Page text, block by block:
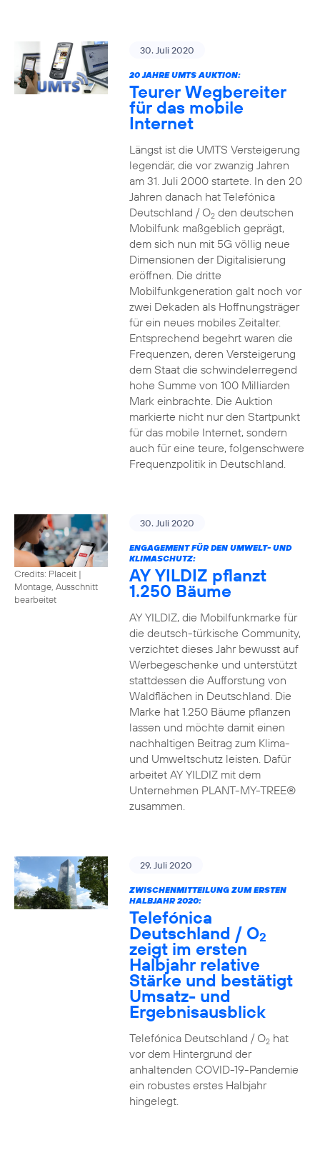
30. Juli 2020
20 JAHRE UMTS AUKTION:
Teurer Wegbereiter
für das mobile
Internet
Längst ist die UMTS Versteigerung
legendär, die vor zwanzig Jahren
am 31. Juli 2000 startete. In den 20
Jahren danach hat Telefónica
Deutschland / O2den deutschen
Mobilfunk maßgeblich geprägt,
dem sich nun mit 5G völlig neue
Dimensionen der Digitalisierung
eröffnen. Die dritte
Mobilfunkgeneration galt noch vor
zwei Dekaden als Hoffnungsträger
für ein neues mobiles Zeitalter.
Entsprechend begehrt waren die
Frequenzen, deren Versteigerung
dem Staat die schwindelerregend
hohe Summe von 100 Milliarden
Mark einbrachte. Die Auktion
markierte nicht nur den Startpunkt
für das mobile Internet, sondern
auch für eine teure, folgenschwere
Frequenzpolitik in Deutschland.
Credits: Placeit |
Montage, Ausschnitt
bearbeitet
30. Juli 2020
ENGAGEMENT FÜR DEN UMWELT- UND
KLIMASCHUTZ:
AY YILDIZ pflanzt
1.250 Bäume
AY YILDIZ, die Mobilfunkmarke für
die deutsch-türkische Community,
verzichtet dieses Jahr bewusst auf
Werbegeschenke und unterstützt
stattdessen die Aufforstung von
Waldflächen in Deutschland. Die
Marke hat 1.250 Bäume pflanzen
lassen und möchte damit einen
nachhaltigen Beitrag zum Klima-
und Umweltschutz leisten. Dafür
arbeitet AY YILDIZ mit dem
Unternehmen PLANT-MY-TREE®
zusammen.
29. Juli 2020
ZWISCHENMITTEILUNG ZUM ERSTEN
HALBJAHR 2020:
Telefónica
Deutschland / O2
zeigt im ersten
Halbjahr relative
Stärke und bestätigt
Umsatz- und
Ergebnisausblick
Telefónica Deutschland / O2hat
vor dem Hintergrund der
anhaltenden COVID-19-Pandemie
ein robustes erstes Halbjahr
hingelegt.